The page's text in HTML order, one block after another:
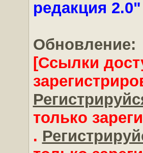
редакция
Обновление:
[Ссылки
только
.